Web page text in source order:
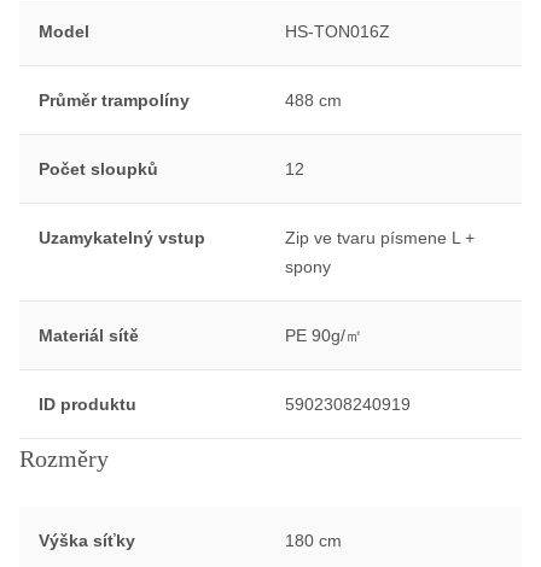
Model HS-TON016Z
Průměr trampolíny 488 cm
Počet sloupků 12
Uzamykatelný vstup
Zip ve tvaru písmene L +
spony
Materiál sítě PE 90g/㎡
ID produktu 5902308240919
Rozměry
Výška síťky 180 cm